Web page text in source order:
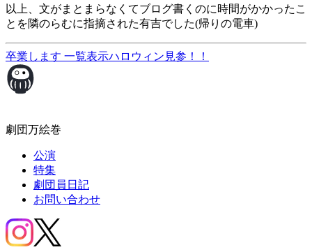
以上、文がまとまらなくてブログ書くのに時間がかかったこ
とを隣のらむに指摘された有吉でした(帰りの電車)
卒業します 一覧表示ハロウィン見参！！
劇団万絵巻
公演
特集
劇団員日記
お問い合わせ